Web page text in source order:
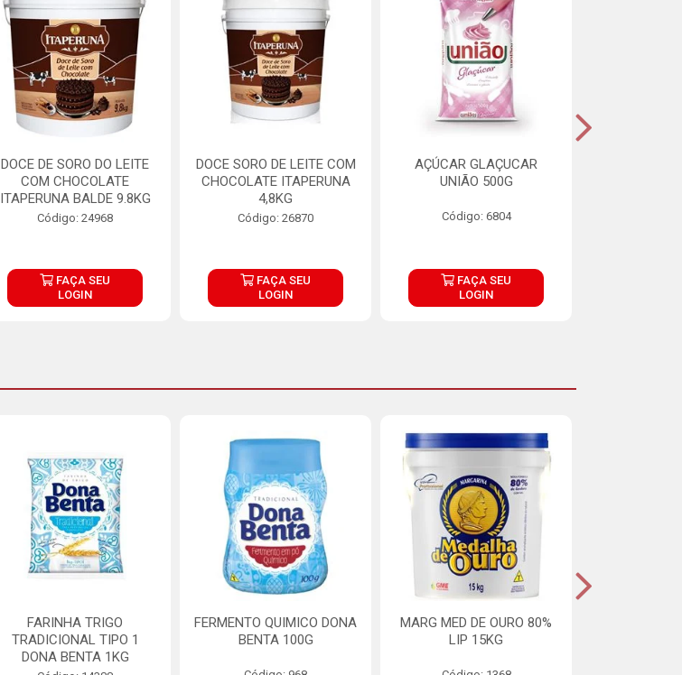
DOCE DE SORO DO LEITE
COM CHOCOLATE
ITAPERUNA BALDE 9.8KG
Código: 24968
FAÇA SEU
LOGIN
DOCE SORO DE LEITE COM
CHOCOLATE ITAPERUNA
4,8KG
Código: 26870
FAÇA SEU
LOGIN
AÇÚCAR GLAÇUCAR
UNIÃO 500G
Código: 6804
FAÇA SEU
LOGIN
FARINHA TRIGO
TRADICIONAL TIPO 1
DONA BENTA 1KG
FERMENTO QUIMICO DONA
BENTA 100G
MARG MED DE OURO 80%
LIP 15KG